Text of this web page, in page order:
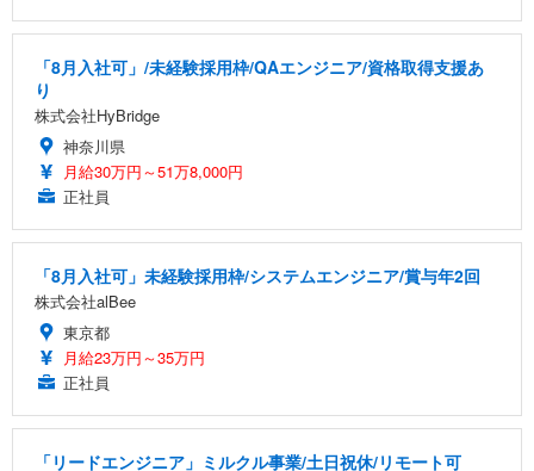
「8月入社可」/未経験採用枠/QAエンジニア/資格取得支援あ
り
株式会社HyBridge
神奈川県
月給30万円～51万8,000円
正社員
「8月入社可」未経験採用枠/システムエンジニア/賞与年2回
株式会社alBee
東京都
月給23万円～35万円
正社員
「リードエンジニア」ミルクル事業/土日祝休/リモート可